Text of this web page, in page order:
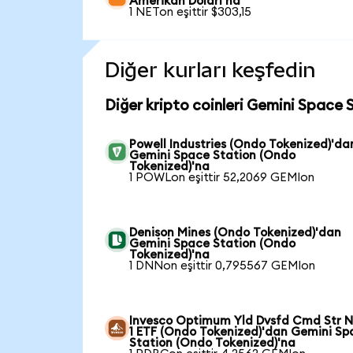
1 NETon eşittir $303,15
Diğer kurları keşfedin
Diğer kripto coinleri Gemini Space
Powell Industries (Ondo
Gemini Space Station (Ondo
Tokenized)'na
1 POWLon eşittir 52,2069 GEMIon
Denison Mines (Ondo Tokenized)'dan
Gemini Space Station (Ondo
Tokenized)'na
1 DNNon eşittir 0,795567 GEMIon
Invesco Optimum Yld Dvsfd Cmd Str
1 ETF (Ondo Tokenized)'dan Gemini
Station (Ondo Tokenized)'na